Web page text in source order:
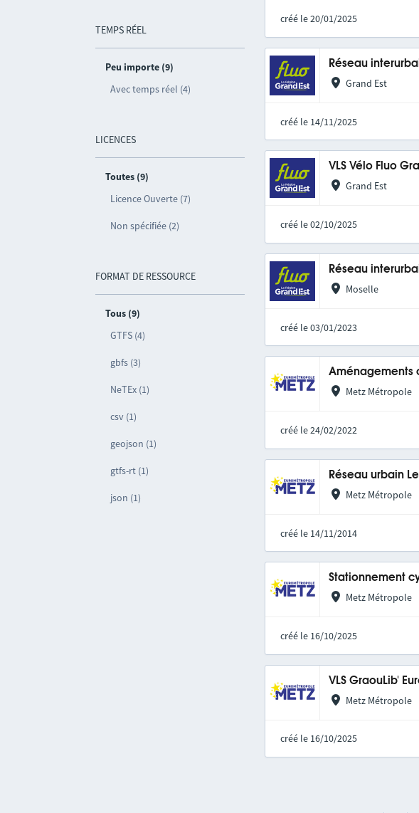
TEMPS RÉEL
Peu importe (9)
Avec temps réel (4)
LICENCES
Toutes (9)
Licence Ouverte (7)
Non spécifiée (2)
FORMAT DE RESSOURCE
Tous (9)
GTFS (4)
gbfs (3)
NeTEx (1)
csv (1)
geojson (1)
gtfs-rt (1)
json (1)
créé le 20/01/2025
Réseau
Grand Est
créé le 14/11/2025
VLS Vélo Fluo
Grand Est
créé le 02/10/2025
Réseau
Moselle
créé le 03/01/2023
Aménagements
Metz Métropole
créé le 24/02/2022
Réseau urbain
Metz Métropole
créé le 14/11/2014
Stationnement
Metz Métropole
créé le 16/10/2025
VLS GraouLib'
Metz Métropole
créé le 16/10/2025